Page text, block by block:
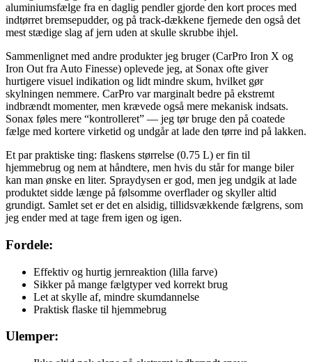
aluminiumsfælge fra en daglig pendler gjorde den kort proces med
indtørret bremsepudder, og på track-dækkene fjernede den også det
mest stædige slag af jern uden at skulle skrubbe ihjel.
Sammenlignet med andre produkter jeg bruger (CarPro Iron X og
Iron Out fra Auto Finesse) oplevede jeg, at Sonax ofte giver
hurtigere visuel indikation og lidt mindre skum, hvilket gør
skylningen nemmere. CarPro var marginalt bedre på ekstremt
indbrændt momenter, men krævede også mere mekanisk indsats.
Sonax føles mere “kontrolleret” — jeg tør bruge den på coatede
fælge med kortere virketid og undgår at lade den tørre ind på lakken.
Et par praktiske ting: flaskens størrelse (0.75 L) er fin til
hjemmebrug og nem at håndtere, men hvis du står for mange biler
kan man ønske en liter. Spraydysen er god, men jeg undgik at lade
produktet sidde længe på følsomme overflader og skyller altid
grundigt. Samlet set er det en alsidig, tillidsvækkende fælgrens, som
jeg ender med at tage frem igen og igen.
Fordele:
Effektiv og hurtig jernreaktion (lilla farve)
Sikker på mange fælgtyper ved korrekt brug
Let at skylle af, mindre skumdannelse
Praktisk flaske til hjemmebrug
Ulemper: